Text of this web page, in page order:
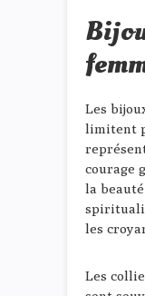
Les
limitent
courage
la
les
Les